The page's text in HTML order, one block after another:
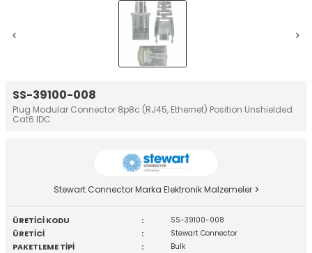
SS-39100-008
Plug Modular Connector 8p8c (RJ45, Ethernet) Position Unshielded
Cat6 IDC
Stewart Connector Marka Elektronik Malzemeler
ÜRETİCİ KODU : SS-39100-008
ÜRETİCİ : Stewart Connector
PAKETLEME TİPİ : Bulk